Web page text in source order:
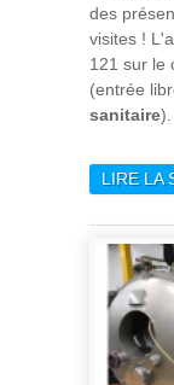
des
visites !
121 sur le
(entrée
sanitaire).
LIRE LA